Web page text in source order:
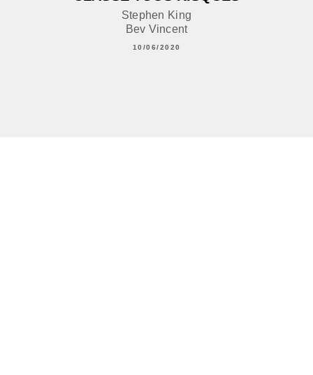
Stephen King
Bev Vincent
10/06/2020